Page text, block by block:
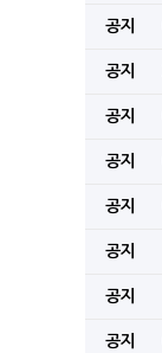
공지
공지
공지
공지
공지
공지
공지
공지